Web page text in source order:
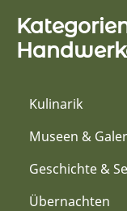
Kulinarik
Museen &
Geschichte &
Übernachten